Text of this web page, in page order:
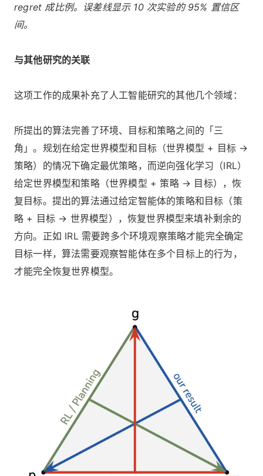
regret 成比例。误差线显示 10 次实验的 95% 置信区
间。
与其他研究的关联
这项工作的成果补充了人工智能研究的其他几个领域：
所提出的算法完善了环境、目标和策略之间的「三
角」。规划在给定世界模型和目标（世界模型 + 目标 →
策略）的情况下确定最优策略，而逆向强化学习（IRL）
给定世界模型和策略（世界模型 + 策略 → 目标），恢
复目标。提出的算法通过给定智能体的策略和目标（策
略 + 目标 → 世界模型），恢复世界模型来填补剩余的
方向。正如 IRL 需要跨多个环境观察策略才能完全确定
目标一样，算法需要观察智能体在多个目标上的行为，
才能完全恢复世界模型。